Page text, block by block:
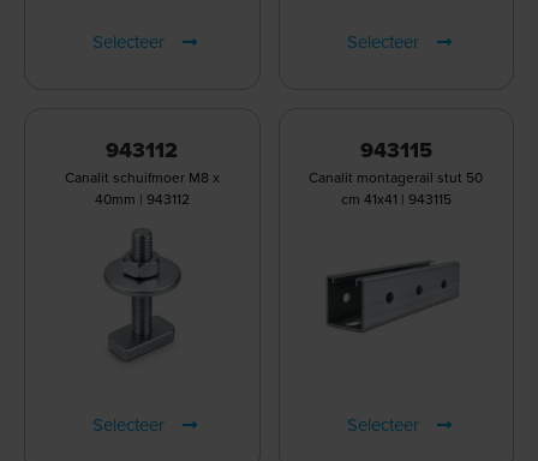
Selecteer Selecteer
943112
Canalit schuifmoer M8 x
40mm | 943112
Selecteer
943115
Canalit montagerail stut 50
cm 41x41 | 943115
Selecteer